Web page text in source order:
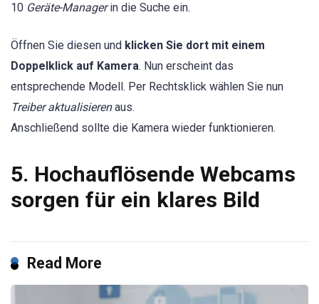
10 Geräte-Managerin die Suche ein.
Öffnen Sie diesen und klicken Sie dort mit einem
Doppelklick auf Kamera. Nun erscheint das
entsprechende Modell. Per Rechtsklick wählen Sie nun
Treiber aktualisierenaus.
Anschließend sollte die Kamera wieder funktionieren.
5. Hochauflösende Webcams
sorgen für ein klares Bild
Read More